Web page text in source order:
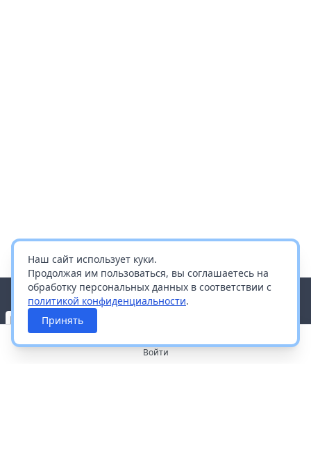
Наш сайт использует куки.
Продолжая им пользоваться, вы соглашаетесь на
обработку персональных данных в соответствии с
политикой конфиденциальности.
Принять
Войти